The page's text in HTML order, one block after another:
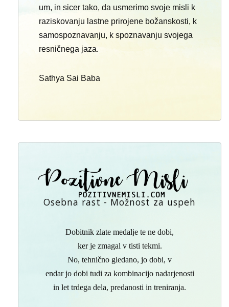
um, in sicer tako, da usmerimo svoje misli k
raziskovanju lastne prirojene božanskosti, k
samospoznavanju, k spoznavanju svojega
resničnega jaza.
Sathya Sai Baba
Osebna rast - Možnost za uspeh
Dobitnik zlate medalje te ne dobi,
ker je zmagal v tisti tekmi.
No, tehnično gledano, jo dobi, v
endar jo dobi tudi za kombinacijo nadarjenosti
in let trdega dela, predanosti in treniranja.